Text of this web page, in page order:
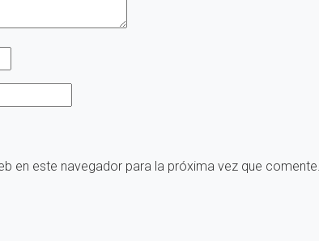
en este navegador para la próxima vez que